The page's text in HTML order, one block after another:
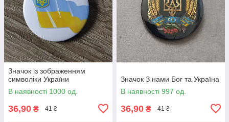
Значок із зображенням
символіки України
В наявності 1000 од.
36,90 ₴ 41 ₴
Значок З нами Бог та Україна
В наявності 997 од.
36,90 ₴ 41 ₴